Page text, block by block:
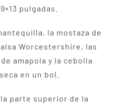
9×13 pulgadas.
la mostaza de
Worcestershire, las
amapola y la cebolla
seca en un bol.
parte superior de la